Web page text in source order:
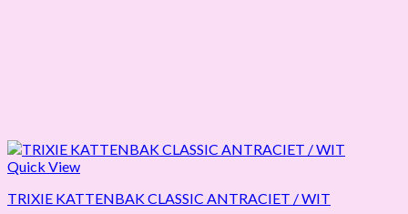
Quick View
TRIXIE KATTENBAK CLASSIC ANTRACIET / WIT